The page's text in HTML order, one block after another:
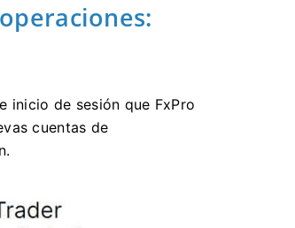
inicio de sesión que FxPro
cuentas de